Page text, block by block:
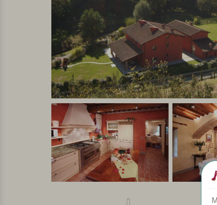
idealer Ort für Paare, die Ruhe und Privatsphäre
Zusammenfassend
Ein toller, ruhig gelegener Agriturismo. Florenz
gibt es auch mehrere Outlets für die
Gastfreundschaft des freundlichen Besitzers
Toskana in vollen Zügen genießen!
Persönlich ausgewählt und besucht von Margot De Kruif